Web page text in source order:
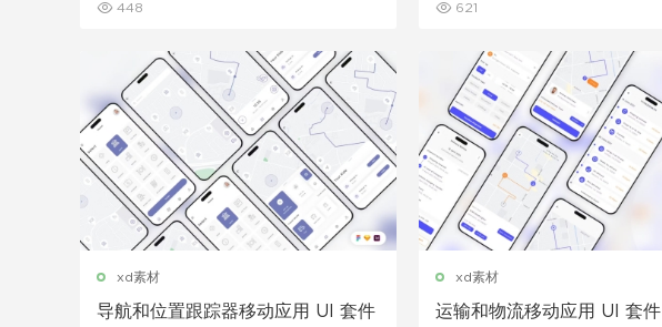
448 621
xd素材
导航和位置跟踪器移动应用 UI 套件
xd素材
运输和物流移动应用 UI 套件